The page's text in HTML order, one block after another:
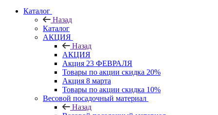
Каталог
Назад
Каталог
АКЦИЯ
Назад
АКЦИЯ
Акция 23 ФЕВРАЛЯ
Товары по акции скидка 20%
Акция 8 марта
Товары по акции скидка 10%
Весовой посадочный материал
Назад